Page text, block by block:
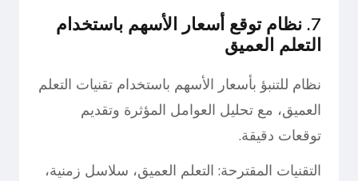
7. نظام توقع أسعار الأسهم باستخدام
التعلم العميق
نظام للتنبؤ بأسعار الأسهم باستخدام تقنيات التعلم
العميق، مع تحليل العوامل المؤثرة وتقديم
توقعات دقيقة.
التقنيات المقترحة: التعلم العميق، سلاسل زمنية،